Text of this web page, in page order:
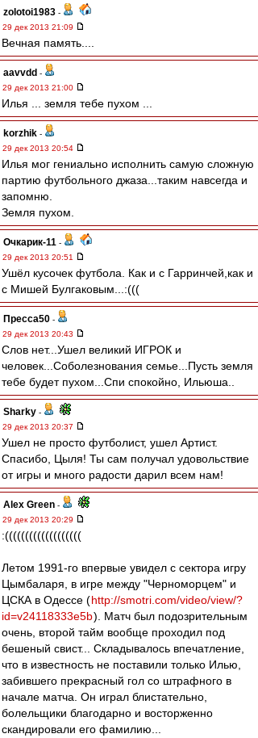
zolotoi1983 -
29 дек 2013 21:09
Вечная память....
aavvdd -
29 дек 2013 21:00
Илья ... земля тебе пухом ...
korzhik -
29 дек 2013 20:54
Илья мог гениально исполнить самую сложную
партию футбольного джаза...таким навсегда и
запомню.
Земля пухом.
Очкарик-11 -
29 дек 2013 20:51
Ушёл кусочек футбола. Как и с Гарринчей,как и
с Мишей Булгаковым...:(((
Пресса50 -
29 дек 2013 20:43
Слов нет...Ушел великий ИГРОК и
человек...Соболезнования семье...Пусть земля
тебе будет пухом...Спи спокойно, Ильюша..
Sharky -
29 дек 2013 20:37
Ушел не просто футболист, ушел Артист.
Спасибо, Цыля! Ты сам получал удовольствие
от игры и много радости дарил всем нам!
Alex Green -
29 дек 2013 20:29
:(((((((((((((((((((
Летом 1991-го впервые увидел с сектора игру
Цымбаларя, в игре между "Черноморцем" и
ЦСКА в Одессе (http://smotri.com/video/view/?
id=v24118333e5b). Матч был подозрительным
очень, второй тайм вообще проходил под
бешеный свист... Складывалось впечатление,
что в известность не поставили только Илью,
забившего прекрасный гол со штрафного в
начале матча. Он играл блистательно,
болельщики благодарно и восторженно
скандировали его фамилию...